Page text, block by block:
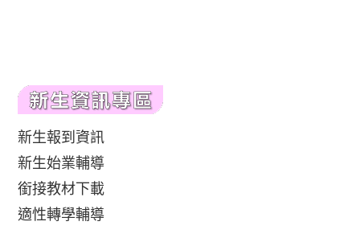
新生報到資訊
新生始業輔導
銜接教材下載
適性轉學輔導